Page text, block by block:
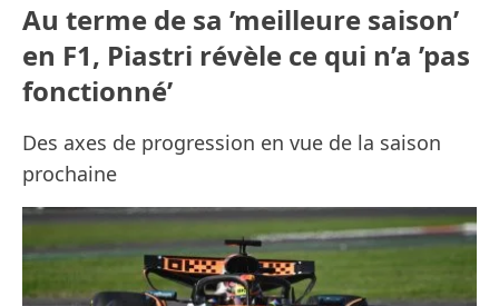
Au terme de sa ’meilleure saison’
en F1, Piastri révèle ce qui n’a ’pas
fonctionné’
Des axes de progression en vue de la saison
prochaine